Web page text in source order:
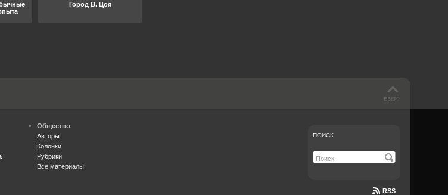
Город В. Цоя
Общество
Авторы
Колонки
Рубрики
Все материалы
ПОИСК
RSS